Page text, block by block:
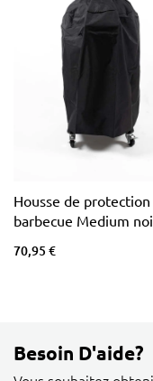
Housse de
barbecue Medium
70,95 €
Besoin D'aide?